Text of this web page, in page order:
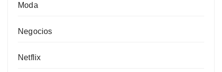
Moda
Negocios
Netflix